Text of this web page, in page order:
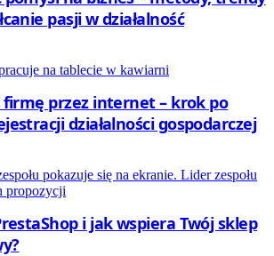
pasji w działalność
firmę przez internet – krok po
działalności gospodarczej
i jak wspiera Twój sklep